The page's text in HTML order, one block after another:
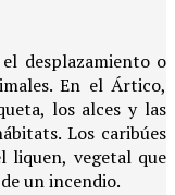
desplazamiento o
En el Ártico,
los alces y las
Los caribúes
liquen, vegetal que
un incendio.